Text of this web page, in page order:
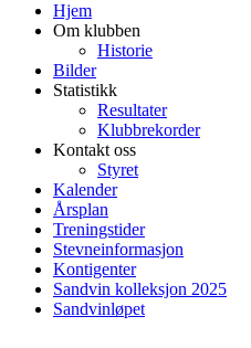
Hjem
Om klubben
Historie
Bilder
Statistikk
Resultater
Klubbrekorder
Kontakt oss
Styret
Kalender
Årsplan
Treningstider
Stevneinformasjon
Kontigenter
Sandvin kolleksjon 2025
Sandvinløpet